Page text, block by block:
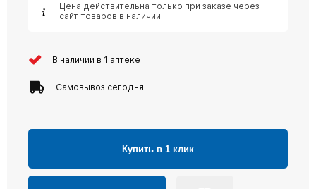
Цена действительна только при заказе через
сайт товаров в наличии
В наличии в 1 аптеке
Самовывоз сегодня
Купить в 1 клик